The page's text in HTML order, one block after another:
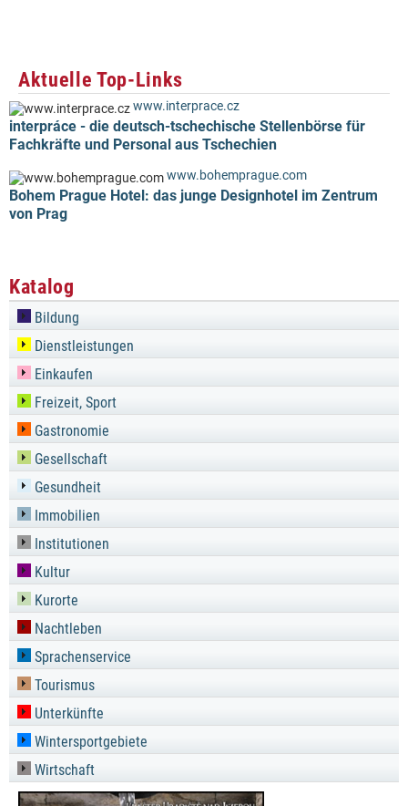
Aktuelle Top-Links
www.interprace.cz
interpráce - die deutsch-tschechische Stellenbörse für
Fachkräfte und Personal aus Tschechien
www.bohemprague.com
Bohem Prague Hotel: das junge Designhotel im Zentrum
von Prag
Katalog
Bildung
Dienstleistungen
Einkaufen
Freizeit, Sport
Gastronomie
Gesellschaft
Gesundheit
Immobilien
Institutionen
Kultur
Kurorte
Nachtleben
Sprachenservice
Tourismus
Unterkünfte
Wintersportgebiete
Wirtschaft